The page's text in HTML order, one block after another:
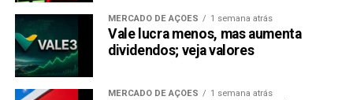
MERCADO DE AÇÕES 1 semana atrás
Vale lucra menos, mas aumenta
dividendos; veja valores
MERCADO DE AÇÕES 1 semana atrás